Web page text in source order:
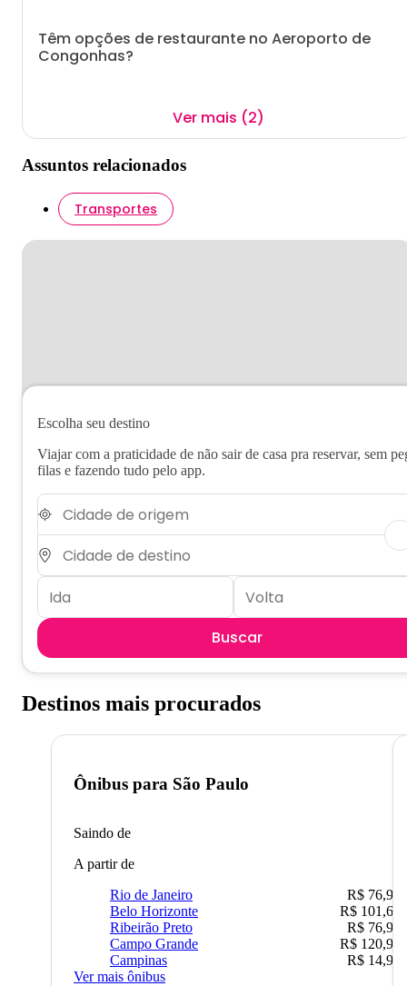
Têm opções de restaurante no Aeroporto de
Congonhas?
Ver mais (2)
Assuntos relacionados
Transportes
Escolha seu destino
Viajar com a praticidade de não sair de casa pra reservar, sem
filas e fazendo tudo pelo app.
Buscar
Destinos mais procurados
Ônibus para São Paulo
Saindo de
A partir de
Rio de Janeiro
R$ 76,90
Belo Horizonte
R$ 101,67
Ribeirão Preto
R$ 76,90
Campo Grande
R$ 120,90
Campinas
R$ 14,90
Ver mais ônibus